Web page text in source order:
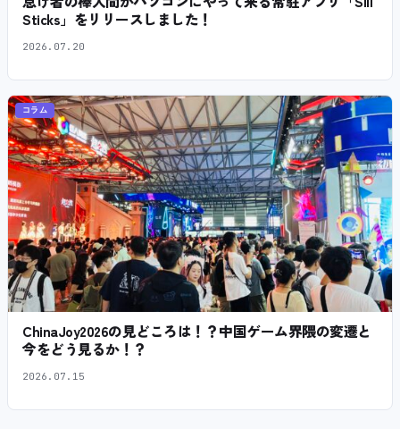
Sticks」をリリースしました！
2026.07.20
コラム
ChinaJoy2026の見どころは！？中国ゲーム界隈の変遷と
今をどう見るか！？
2026.07.15